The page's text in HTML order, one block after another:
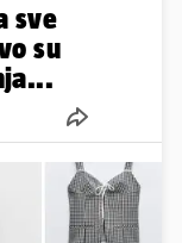
sve
su